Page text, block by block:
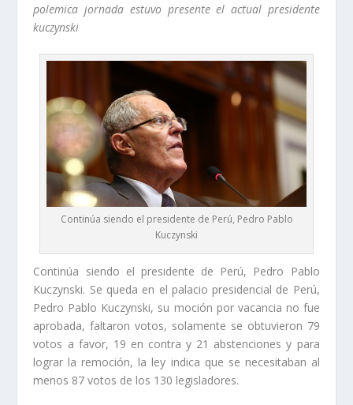
polemica jornada estuvo presente el actual presidente
kuczynski
Continúa siendo el presidente de Perú, Pedro Pablo
Kuczynski
Continúa siendo el presidente de Perú, Pedro Pablo
Kuczynski. Se queda en el palacio presidencial de Perú,
Pedro Pablo Kuczynski, su moción por vacancia no fue
aprobada, faltaron votos, solamente se obtuvieron 79
votos a favor, 19 en contra y 21 abstenciones y para
lograr la remoción, la ley indica que se necesitaban al
menos 87 votos de los 130 legisladores.